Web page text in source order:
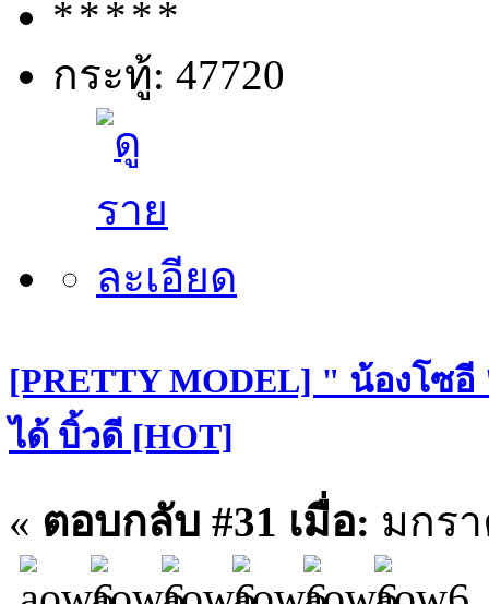
กระทู้: 47720
[PRETTY MODEL] " น้องโซ
ได้ บิ้วดี [HOT]
« ตอบกลับ #31 เมื่อ: มกรา